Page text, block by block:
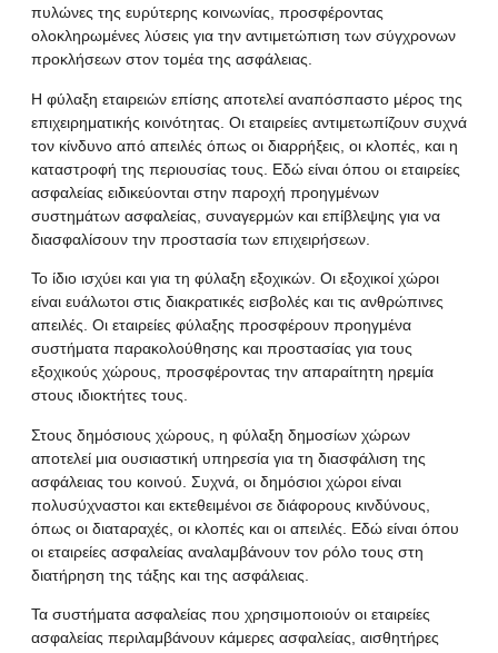
πυλώνες της ευρύτερης κοινωνίας, προσφέροντας
ολοκληρωμένες λύσεις για την αντιμετώπιση των σύγχρονων
προκλήσεων στον τομέα της ασφάλειας.
Η φύλαξη εταιρειών επίσης αποτελεί αναπόσπαστο μέρος της
επιχειρηματικής κοινότητας. Οι εταιρείες αντιμετωπίζουν συχνά
τον κίνδυνο από απειλές όπως οι διαρρήξεις, οι κλοπές, και η
καταστροφή της περιουσίας τους. Εδώ είναι όπου οι εταιρείες
ασφαλείας ειδικεύονται στην παροχή προηγμένων
συστημάτων ασφαλείας, συναγερμών και επίβλεψης για να
διασφαλίσουν την προστασία των επιχειρήσεων.
Το ίδιο ισχύει και για τη φύλαξη εξοχικών. Οι εξοχικοί χώροι
είναι ευάλωτοι στις διακρατικές εισβολές και τις ανθρώπινες
απειλές. Οι εταιρείες φύλαξης προσφέρουν προηγμένα
συστήματα παρακολούθησης και προστασίας για τους
εξοχικούς χώρους, προσφέροντας την απαραίτητη ηρεμία
στους ιδιοκτήτες τους.
Στους δημόσιους χώρους, η φύλαξη δημοσίων χώρων
αποτελεί μια ουσιαστική υπηρεσία για τη διασφάλιση της
ασφάλειας του κοινού. Συχνά, οι δημόσιοι χώροι είναι
πολυσύχναστοι και εκτεθειμένοι σε διάφορους κινδύνους,
όπως οι διαταραχές, οι κλοπές και οι απειλές. Εδώ είναι όπου
οι εταιρείες ασφαλείας αναλαμβάνουν τον ρόλο τους στη
διατήρηση της τάξης και της ασφάλειας.
Τα συστήματα ασφαλείας που χρησιμοποιούν οι εταιρείες
ασφαλείας περιλαμβάνουν κάμερες ασφαλείας, αισθητήρες